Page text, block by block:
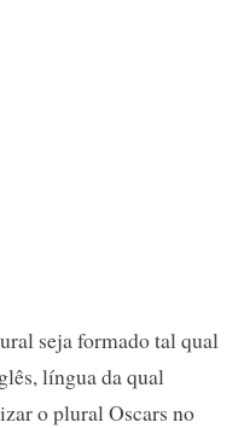
seja formado tal qual
língua da qual
o plural Oscars no